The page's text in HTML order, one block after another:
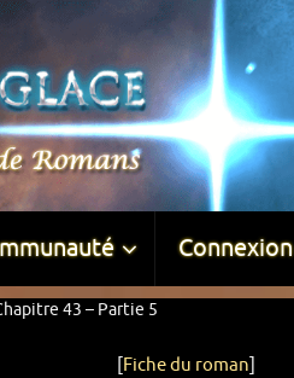
Connexion
43 – Partie 5
[Fiche du roman]